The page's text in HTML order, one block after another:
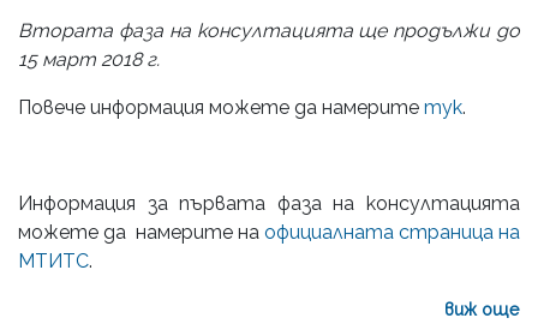
Втората фаза на консултацията ще продължи до
15 март 2018 г.
Повече информация можете да намерите тук.
Информация за първата фаза на консултацията
можете да намерите на официалната страница на
МТИТС.
виж още